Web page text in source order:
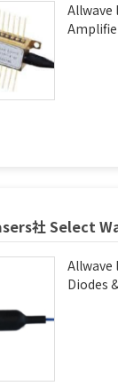
Allwave
社 Select
Allwave
Diodes